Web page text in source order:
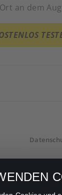
an dem